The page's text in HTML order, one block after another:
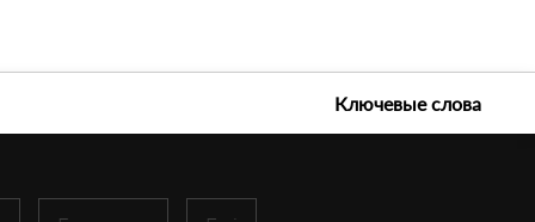
Ключевые слова